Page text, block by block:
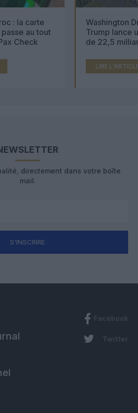
: la carte
au tout
Check
Washington
Trump lance
de 22,5
LIRE
directement dans votre boîte
mail.
S'INSCRIRE